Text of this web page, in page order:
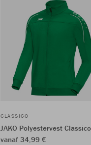
CLASSICO
JAKO Polyestervest Classico
vanaf 34,99 €